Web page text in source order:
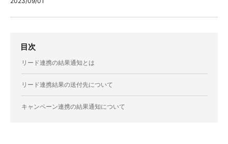
目次
リード連携の結果通知とは
リード連携結果の送付先について
キャンペーン連携の結果通知について